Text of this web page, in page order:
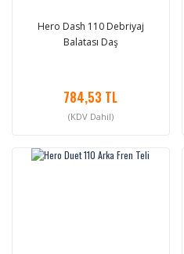
Hero Dash 110 Debriyaj
Balatası Daş
784,53 TL
(KDV Dahil)